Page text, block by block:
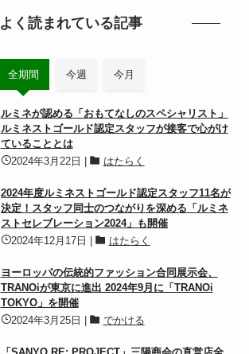
よく読まれている記事
全期間 今週 今月
ルミネが認める「おもてなしのスペシャリスト」
ルミネストゴールド認定スタッフが接客で心がけ
ていることとは
2024年3月22日
はたらく
2024年度ルミネストゴールド認定スタッフ11名が
決定！スタッフ同士のつながりを深める「ルミネ
ストセレブレーション2024」も開催
2024年12月17日
はたらく
ヨーロッパの伝統的ファッション合同展示会、
TRANOiが東京に進出 2024年9月に「TRANOi
TOKYO」を開催
2024年3月25日
でかける